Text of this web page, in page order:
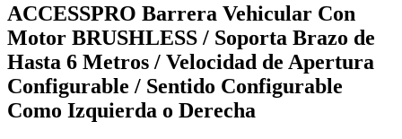
ACCESSPRO Barrera Vehicular Con
Motor BRUSHLESS / Soporta Brazo de
Hasta 6 Metros / Velocidad de Apertura
Configurable / Sentido Configurable
Como Izquierda o Derecha